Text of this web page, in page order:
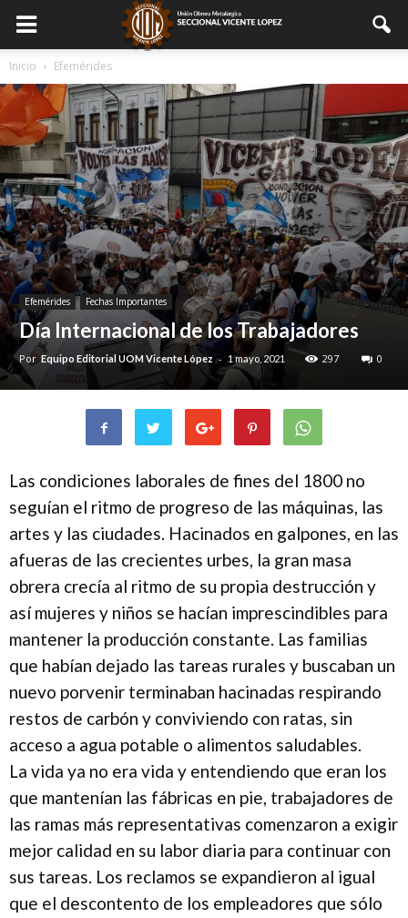
Inicio Efemérides
Efemérides Fechas Importantes
Día Internacional de los Trabajadores
Por Equipo Editorial UOM Vicente López - 1 mayo, 2021 297 0
Las condiciones laborales de fines del 1800 no
seguían el ritmo de progreso de las máquinas, las
artes y las ciudades. Hacinados en galpones, en las
afueras de las crecientes urbes, la gran masa
obrera crecía al ritmo de su propia destrucción y
así mujeres y niños se hacían imprescindibles para
mantener la producción constante. Las familias
que habían dejado las tareas rurales y buscaban un
nuevo porvenir terminaban hacinadas respirando
restos de carbón y conviviendo con ratas, sin
acceso a agua potable o alimentos saludables.
La vida ya no era vida y entendiendo que eran los
que mantenían las fábricas en pie, trabajadores de
las ramas más representativas comenzaron a exigir
mejor calidad en su labor diaria para continuar con
sus tareas. Los reclamos se expandieron al igual
que el descontento de los empleadores que sólo